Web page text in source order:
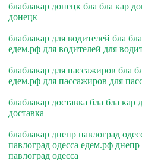
блаблакар донецк бла бла кар
донецк
блаблакар для водителей бла
едем.рф для водителей для
блаблакар для пассажиров бла
едем.рф для пассажиров для
блаблакар доставка бла бла кар
доставка
блаблакар днепр павлоград
павлоград одесса едем.рф
павлоград одесса